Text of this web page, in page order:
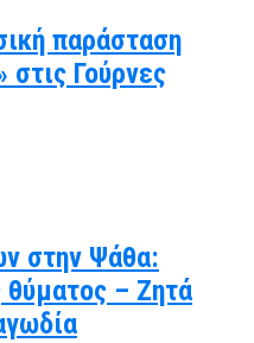
παράσταση
Γούρνες
στην Ψάθα:
θύματος – Ζητά